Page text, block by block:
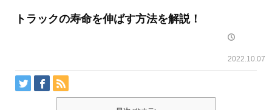
トラックの寿命を伸ばす方法を解説！
2022.10.07